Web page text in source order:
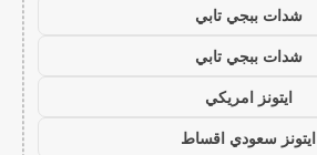
شدات ببجي تابي
شدات ببجي تابي
ايتونز امريكي
ايتونز سعودي اقساط